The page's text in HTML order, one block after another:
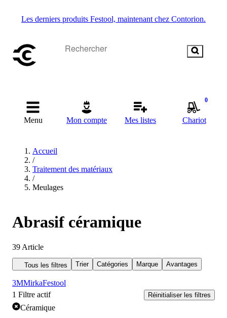
Les derniers produits Festool, maintenant chez Contorion.
Menu Mon compte Mes listes
0
Chariot
Accueil
/
Traitement des matériaux
/
Meulages
Abrasif céramique
39 Article
Tous les filtres Trier Catégories Marque Avantages
3MMirkaFestool
1 Filtre actif Réinitialiser les filtres
Céramique